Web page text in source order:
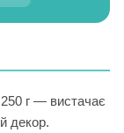
г — вистачає
декор.